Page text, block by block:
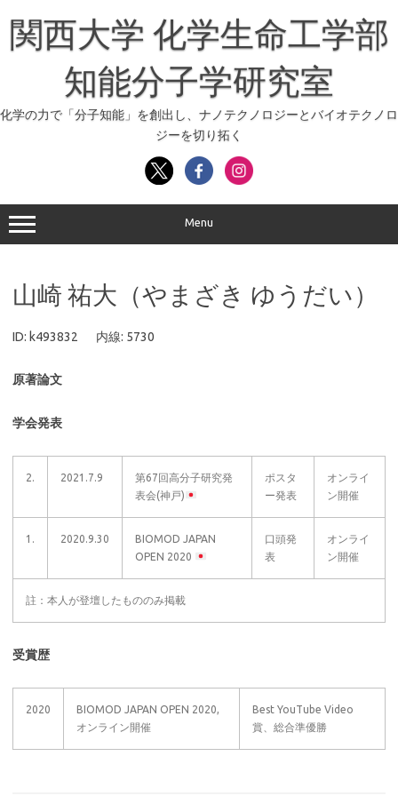
ン
ツ
プ
関西大学 化学生命工学部
知能分子学研究室
化学の力で「分子知能」を創出し、ナノテクノロジーとバイオテクノロ
ジーを切り拓く
Menu
山崎 祐大（やまざき ゆうだい）
ID: k493832 内線: 5730
原著論文
学会発表
2. 2021.7.9
第67回高分子研究発
表会(神戸)
ポスタ
ー発表
オンライ
ン開催
1. 2020.9.30
BIOMOD JAPAN
OPEN 2020
口頭発
表
オンライ
ン開催
註：本人が登壇したもののみ掲載
受賞歴
2020
BIOMOD JAPAN OPEN 2020,
オンライン開催
Best YouTube Video
賞、総合準優勝